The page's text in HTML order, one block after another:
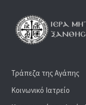
Τράπεζα της Αγάπης
Κοινωνικό Ιατρείο